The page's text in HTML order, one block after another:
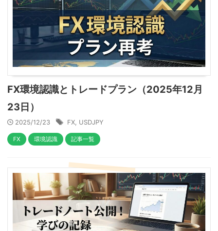
FX環境認識とトレードプラン（2025年12月
23日）
2025/12/23 FX USDJPY
FX 環境認識 記事一覧